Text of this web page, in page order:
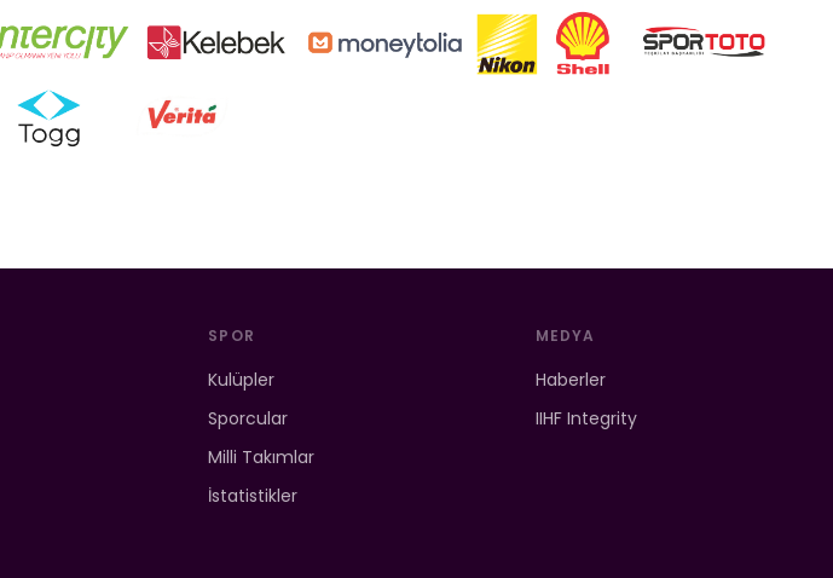
SPOR
Kulüpler
Sporcular
Milli Takımlar
İstatistikler
MEDYA
Haberler
IIHF Integrity